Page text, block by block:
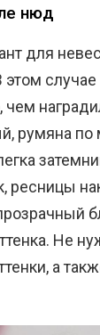
нюд
для
этом
чем
румяна по
ресницы
Не
а